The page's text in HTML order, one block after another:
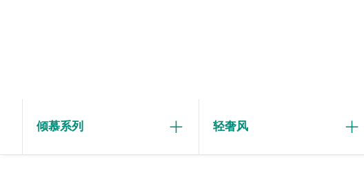
倾慕系列 轻奢风